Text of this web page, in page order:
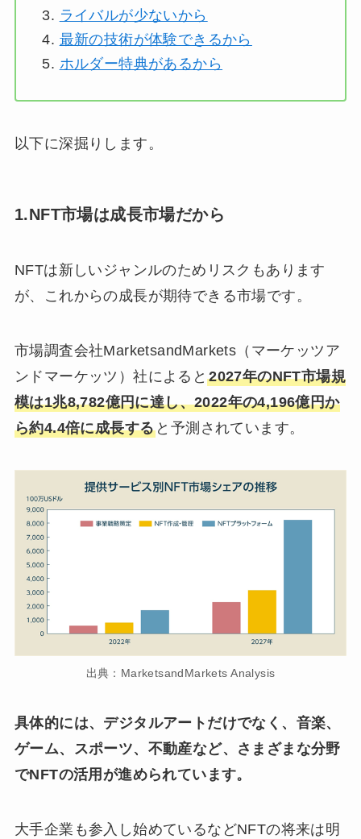
ライバルが少ないから
最新の技術が体験できるから
ホルダー特典があるから
以下に深掘りします。
1.NFT市場は成長市場だから
NFTは新しいジャンルのためリスクもあります
が、これからの成長が期待できる市場です。
市場調査会社MarketsandMarkets（マーケッツア
ンドマーケッツ）社によると2027年のNFT市場規
模は1兆8,782億円に達し、2022年の4,196億円か
ら約4.4倍に成長する と予測されています。
出典：MarketsandMarkets Analysis
具体的には、デジタルアートだけでなく、音楽、
ゲーム、スポーツ、不動産など、さまざまな分野
でNFTの活用が進められています。
大手企業も参入し始めているなどNFTの将来は明